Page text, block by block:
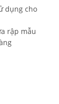
dụng cho
rập mẫu